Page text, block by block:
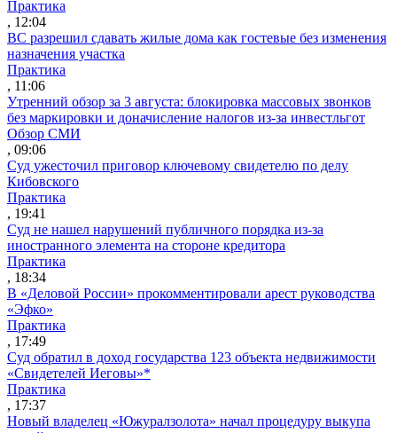
Практика
, 12:04
ВС разрешил сдавать жилые дома как гостевые без изменения
назначения участка
Практика
, 11:06
Утренний обзор за 3 августа: блокировка массовых звонков
без маркировки и доначисление налогов из-за инвестльгот
Обзор СМИ
, 09:06
Суд ужесточил приговор ключевому свидетелю по делу
Кибовского
Практика
, 19:41
Суд не нашел нарушений публичного порядка из-за
иностранного элемента на стороне кредитора
Практика
, 18:34
В «Деловой России» прокомментировали арест руководства
«Эфко»
Практика
, 17:49
Суд обратил в доход государства 123 объекта недвижимости
«Свидетелей Иеговы»*
Практика
, 17:37
Новый владелец «Южуралзолота» начал процедуру выкупа